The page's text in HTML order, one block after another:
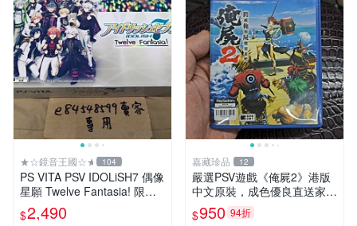
★☆鏡音王國☆★ 104
PS VITA PSV IDOLiSH7 偶像
星願 Twelve Fantasia! 限定
版 純日版 日文版 特裝版
$2,490
嘉藏珍品 12
嚴選PSV遊戲《俺屍2》港版
中文原裝，成色優良直送家門
口 俺屍2 PSV 港版 中文
$950 94折